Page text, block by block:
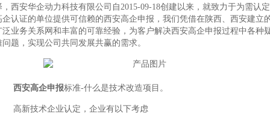
，西安华企动力科技有限公司自2015-09-18创建以来，就致力于为需认定
企认证的单位提供可信赖的西安高企申报，我们凭借在陕西、西安建立
泛业务关系网和丰富的可靠经验，为客户解决西安高企申报过程中各种
问题，实现公司共同发展共赢的需求。
西安高企申报标准-什么是技术改造项目。
高新技术企业认定，企业有以下考虑